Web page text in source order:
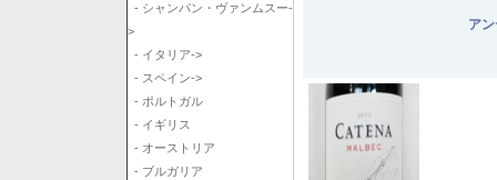
- シャンパン・ヴァンムスー-
>
- イタリア->
- スペイン->
- ポルトガル
- イギリス
- オーストリア
- ブルガリア
ア